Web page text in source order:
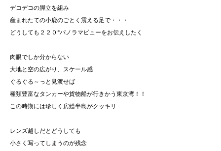
デコデコの脚立を組み
産まれたての小鹿のごとく震える足で・・・
どうしても２２０°パノラマビューをお伝えしたく
肉眼でしか分からない
大地と空の広がり、スケール感
ぐるぐる～っと見渡せば
種類豊富なタンカーや貨物船が行きかう東京湾！！
この時期には珍しく房総半島がクッキリ
レンズ越しだとどうしても
小さく写ってしまうのが残念